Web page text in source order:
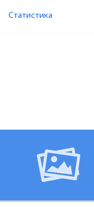
Статистика